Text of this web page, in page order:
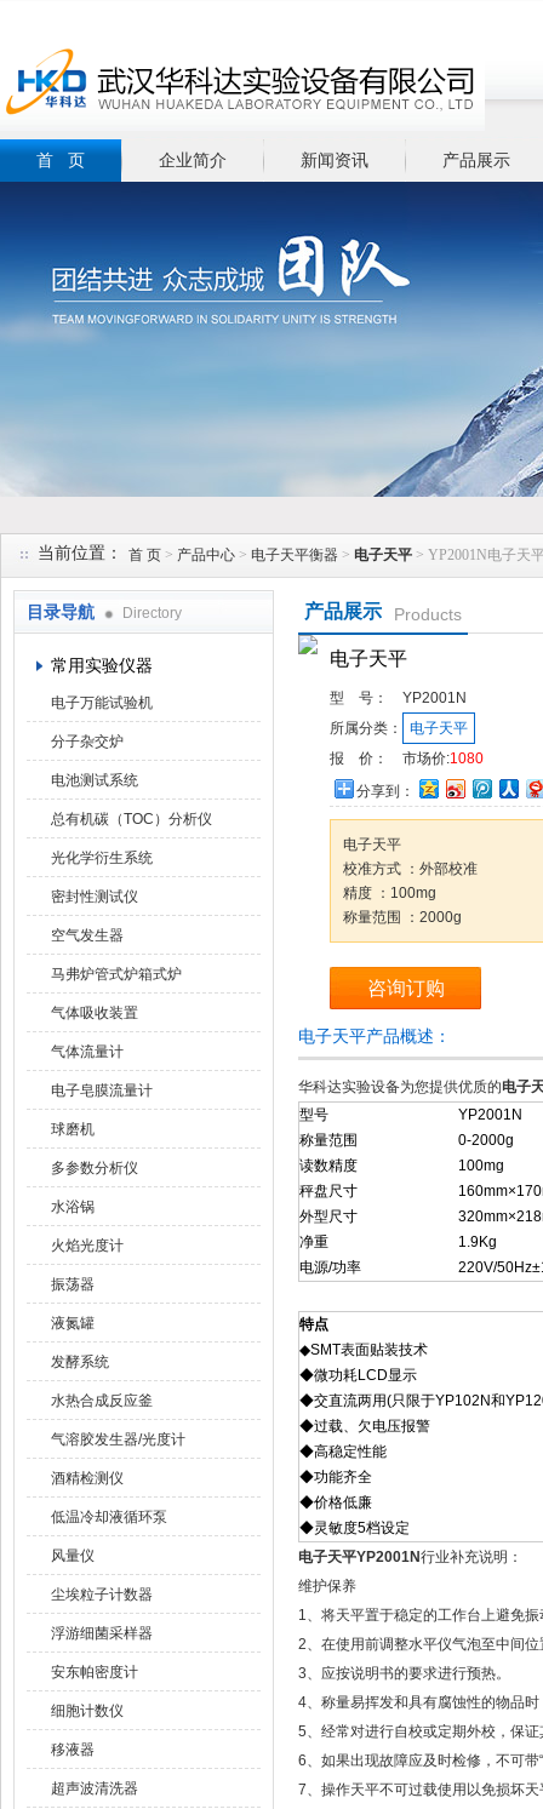
首 页 企业简介 新闻资讯 产品展示
当前位置： 首 页 > 产品中心 > 电子天平衡器 > 电子天平 > YP2001N电子天
目录导航 Directory
常用实验仪器
电子万能试验机
分子杂交炉
电池测试系统
总有机碳（TOC）分析仪
光化学衍生系统
密封性测试仪
空气发生器
马弗炉管式炉箱式炉
气体吸收装置
气体流量计
电子皂膜流量计
球磨机
多参数分析仪
水浴锅
火焰光度计
振荡器
液氮罐
发酵系统
水热合成反应釜
气溶胶发生器/光度计
酒精检测仪
低温冷却液循环泵
风量仪
尘埃粒子计数器
浮游细菌采样器
安东帕密度计
细胞计数仪
移液器
超声波清洗器
产品展示 Products
电子天平
型 号：
YP2001N
所属分类：
电子天平
报 价：
市场价:1080
分享到：
电子天平
校准方式 ：外部校准
精度 ：100mg
称量范围 ：2000g
咨询订购
电子天平产品概述：
华科达实验设备为您提供优质的电子
型号
YP2001N
称量范围
0-2000g
读数精度
100mg
秤盘尺寸
外型尺寸
净重
1.9Kg
电源/功率
220V/
特点
◆SMT表面贴装技术
◆微功耗LCD显示
◆交直流两用(只限于YP102N和
◆过载、欠电压报警
◆高稳定性能
◆功能齐全
◆价格低廉
◆灵敏度5档设定
电子天平YP2001N行业补充说明：
维护保养
1、将天平置于稳定的工作台上避免
2、在使用前调整水平仪气泡至中间位
3、应按说明书的要求进行预热。
4、称量易挥发和具有腐蚀性的物品
5、经常对进行自校或定期外校，保
6、如果出现故障应及时检修，不可带
7、操作天平不可过载使用以免损坏天